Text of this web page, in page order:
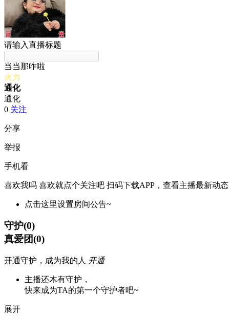
请输入直播标题
当当那咋啦
火力
通化
通化
0 关注
分享
举报
手机看
喜欢我吗 喜欢就点个关注吧 扫码下载APP，查看主播最新动态
点击这里设置房间公告~
守护(0)
真爱团(0)
开通守护，成为我的人 开通
主播还木有守护，
快来成为TA的第一个守护者吧~
展开